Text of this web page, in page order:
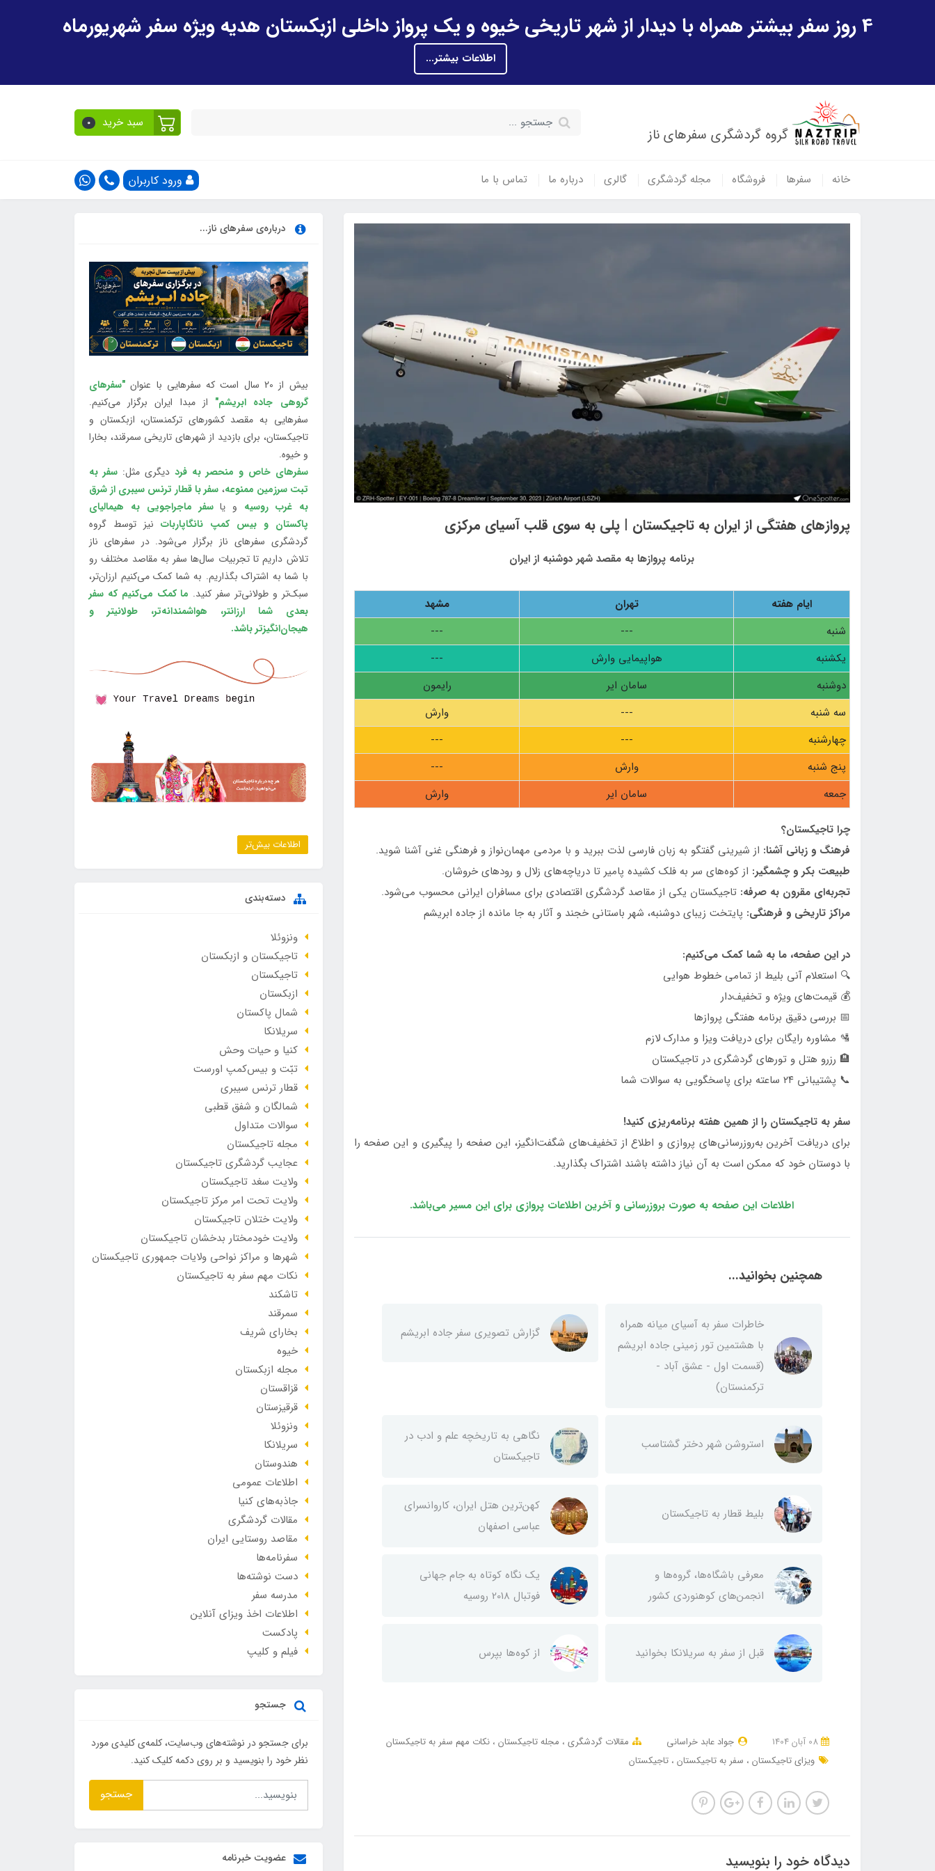
4 روز سفر بیشتر همراه با دیدار از شهر تاریخی خیوه و یک پرواز داخلی ازبکستان هدیه ویژه سفر شهریورماه
اطلاعات بیشتر...
گروه گردشگری سفرهای ناز
سبد خرید 0
خانه سفرها فروشگاه مجله گردشگری گالری درباره ما تماس با ما ورود کاربران
پروازهای هفتگی از ایران به تاجیکستان | پلی به سوی قلب آسیای مرکزی
برنامه پروازها به مقصد شهر دوشنبه از ایران
ایام هفته تهران
مشهد
شنبه
---
---
یکشنبه
هواپیمایی وارش
---
دوشنبه
سامان ایر
رایمون
سه شنبه
---
وارش
چهارشنبه
---
---
پنج شنبه
وارش
---
جمعه
سامان ایر وارش
چرا تاجیکستان؟
فرهنگ و زبانی آشنا: از شیرینی گفتگو به زبان فارسی لذت ببرید و با مردمی مهمان‌نواز و فرهنگی غنی آشنا شوید.
طبیعت بکر و چشمگیر: از کوه‌های سر به فلک کشیده پامیر تا دریاچه‌های زلال و رودهای خروشان.
تجربه‌ای مقرون به صرفه: تاجیکستان یکی از مقاصد گردشگری اقتصادی برای مسافران ایرانی محسوب می‌شود.
مراکز تاریخی و فرهنگی: پایتخت زیبای دوشنبه، شهر باستانی خجند و آثار به جا مانده از جاده ابریشم
در این صفحه، ما به شما کمک می‌کنیم:
🔍 استعلام آنی بلیط از تمامی خطوط هوایی
💰 قیمت‌های ویژه و تخفیف‌دار
📅 بررسی دقیق برنامه هفتگی پروازها
🛂 مشاوره رایگان برای دریافت ویزا و مدارک لازم
🏨 رزرو هتل و تورهای گردشگری در تاجیکستان
📞 پشتیبانی ۲۴ ساعته برای پاسخگویی به سوالات شما
سفر به تاجیکستان را از همین هفته برنامه‌ریزی کنید!
برای دریافت آخرین به‌روزرسانی‌های پروازی و اطلاع از تخفیف‌های شگفت‌انگیز، این صفحه را پیگیری و این صفحه را
با دوستان خود که ممکن است به آن نیاز داشته باشند اشتراک بگذارید.
اطلاعات این صفحه به صورت بروزرسانی و آخرین اطلاعات پروازی برای این مسیر می‌باشد.
همچنین بخوانید...
خاطرات سفر به آسیای میانه همراه
با هشتمین تور زمینی جاده ابریشم
(قسمت اول - عشق آباد -
ترکمنستان)
گزارش تصویری سفر جاده ابریشم
استروشن شهر دختر گشتاسب
نگاهی به تاریخچه علم و ادب در
تاجیکستان
بلیط قطار به تاجیکستان
کهن‌ترین هتل ایران، کاروانسرای
عباسی اصفهان
معرفی باشگاه‌ها، گروه‌ها و
انجمن‌های کوهنوردی کشور
یک نگاه کوتاه به جام جهانی
فوتبال 2018 روسیه
قبل از سفر به سریلانکا بخوانید از کوه‌ها بپرس
جواد عابد خراسانی مقالات گردشگری مجله تاجیکستان نکات مهم سفر به تاجیکستان
ویزای تاجیکستان
سفر به تاجیکستان تاجیکستان
دیدگاه خود را بنویسید
درباره‌ی سفرهای ناز...
بیش از 20 سال است که سفرهایی با عنوان
"سفرهای
گروهی جاده ابریشم" از مبدا ایران برگزار می‌کنیم.
سفرهایی به مقصد کشورهای ترکمنستان، ازبکستان و
تاجیکستان، برای بازدید از شهرهای تاریخی سمرقند، بخارا
و خیوه.
سفرهای خاص و منحصر به فرددیگری مثل:سفر به
تبت سرزمین ممنوعه، سفر با قطار ترنس سیبری از شرق
به غرب روسیه و یاسفر ماجراجویی به هیمالیای
پاکستان و بیس کمپ نانگاپاربات نیز توسط گروه
گردشگری سفرهای ناز برگزار می‌شود. در سفرهای ناز
تلاش داریم تا تجربیات سال‌ها سفر به مقاصد مختلف رو
با شما به اشتراک بگذاریم. به شما کمک می‌کنیم ارزان‌تر،
سبک‌تر و طولانی‌تر سفر کنید. ما کمک می‌کنیم که سفر
بعدی شما ارزانتر، هواشمندانه‌تر، طولانی‎تر و
هیجان‌انگیزتر باشد.
اطلاعات بیش‌تر
دسته‌بندی
ونزوئلا
تاجیکستان و ازبکستان
تاجیکستان
ازبکستان
شمال پاکستان
سریلانکا
کنیا و حیات وحش
تبّت و بیس‌کمپ اورست
قطار ترنس سیبری
شمالگان و شفق قطبی
سوالات متداول
مجله تاجیکستان
عجایب گردشگری تاجیکستان
ولایت سغد تاجیکستان
ولایت تحت امر مرکز تاجیکستان
ولایت ختلان تاجیکستان
ولایت خودمختار بدخشان تاجیکستان
شهرها و مراکز نواحی ولایات جمهوری تاجیکستان
نکات مهم سفر به تاجیکستان
تاشکند
سمرقند
بخارای شریف
خیوه
مجله ازبکستان
قزاقستان
قرقیزستان
ونزوئلا
سریلانکا
هندوستان
اطلاعات عمومی
جاذبه‌های کنیا
مقالات گردشگری
مقاصد روستایی ایران
سفرنامه‌ها
دست نوشته‌ها
مدرسه سفر
اطلاعات اخذ ویزای آنلاین
پادکست
فیلم و کلیپ
جستجو
برای جستجو در نوشته‌های وب‌سایت، کلمه‌ی کلیدی مورد
نظر خود را بنویسید و بر روی دکمه کلیک کنید.
جستجو
عضویت خبرنامه